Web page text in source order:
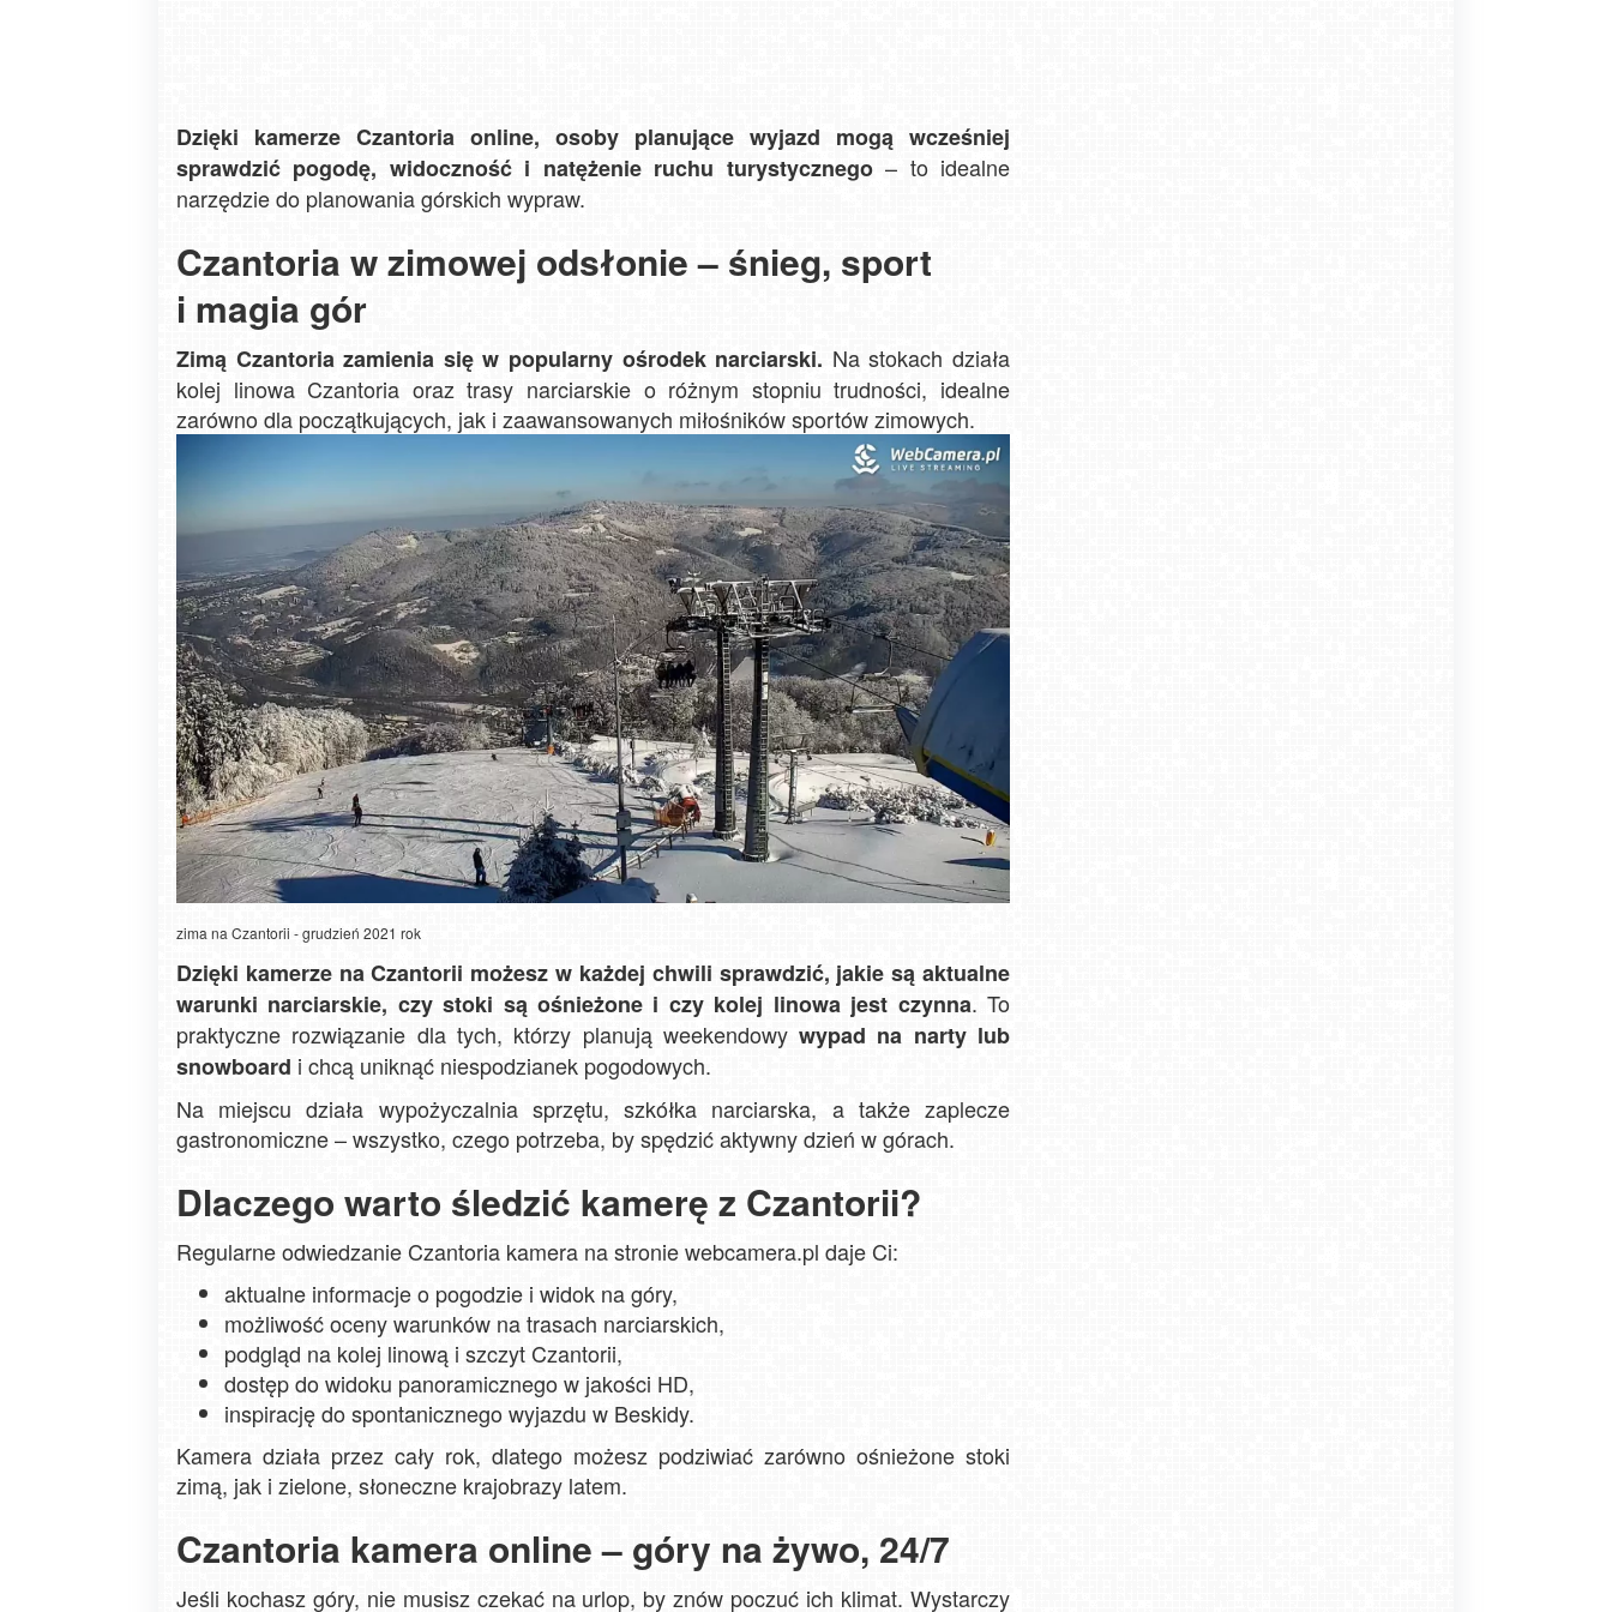
Dzięki kamerze Czantoria online, osoby planujące wyjazd mogą wcześniej
sprawdzić pogodę, widoczność i natężenie ruchu turystycznego– to idealne
narzędzie do planowania górskich wypraw.
Czantoria w zimowej odsłonie – śnieg, sport
i magia gór
Zimą Czantoria zamienia się w popularny ośrodek narciarski. Na stokach działa
kolej linowa Czantoria oraz trasy narciarskie o różnym stopniu trudności, idealne
zarówno dla początkujących, jak i zaawansowanych miłośników sportów zimowych.
zima na Czantorii - grudzień 2021 rok
Dzięki kamerze na Czantorii możesz w każdej chwili sprawdzić, jakie są aktualne
warunki narciarskie, czy stoki są ośnieżone i czy kolej linowa jest czynna. To
praktyczne rozwiązanie dla tych, którzy planują weekendowywypad na narty lub
snowboard i chcą uniknąć niespodzianek pogodowych.
Na miejscu działa wypożyczalnia sprzętu, szkółka narciarska, a także zaplecze
gastronomiczne – wszystko, czego potrzeba, by spędzić aktywny dzień w górach.
Dlaczego warto śledzić kamerę z Czantorii?
Regularne odwiedzanie Czantoria kamera na stronie webcamera.pl daje Ci:
aktualne informacje o pogodzie i widok na góry,
możliwość oceny warunków na trasach narciarskich,
podgląd na kolej linową i szczyt Czantorii,
dostęp do widoku panoramicznego w jakości HD,
inspirację do spontanicznego wyjazdu w Beskidy.
Kamera działa przez cały rok, dlatego możesz podziwiać zarówno ośnieżone stoki
zimą, jak i zielone, słoneczne krajobrazy latem.
Czantoria kamera online – góry na żywo, 24/7
Jeśli kochasz góry, nie musisz czekać na urlop, by znów poczuć ich klimat. Wystarczy